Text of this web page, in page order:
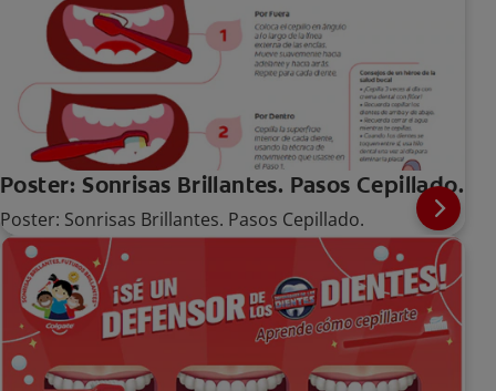
Poster: Sonrisas Brillantes. Pasos Cepillado.
Poster: Sonrisas Brillantes. Pasos Cepillado.